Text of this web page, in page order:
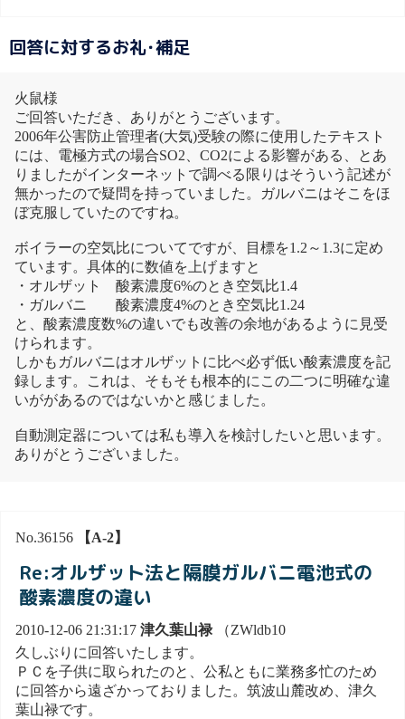
回答に対するお礼･補足
火鼠様
ご回答いただき、ありがとうございます。
2006年公害防止管理者(大気)受験の際に使用したテキスト
には、電極方式の場合SO2、CO2による影響がある、とあ
りましたがインターネットで調べる限りはそういう記述が
無かったので疑問を持っていました。ガルバニはそこをほ
ぼ克服していたのですね。
ボイラーの空気比についてですが、目標を1.2～1.3に定め
ています。具体的に数値を上げますと
・オルザット 酸素濃度6%のとき空気比1.4
・ガルバニ 酸素濃度4%のとき空気比1.24
と、酸素濃度数%の違いでも改善の余地があるように見受
けられます。
しかもガルバニはオルザットに比べ必ず低い酸素濃度を記
録します。これは、そもそも根本的にこの二つに明確な違
いががあるのではないかと感じました。
自動測定器については私も導入を検討したいと思います。
ありがとうございました。
No.36156 【A-2】
Re:オルザット法と隔膜ガルバニ電池式の
酸素濃度の違い
2010-12-06 21:31:17 津久葉山禄（ZWldb10
久しぶりに回答いたします。
ＰＣを子供に取られたのと、公私ともに業務多忙のため
に回答から遠ざかっておりました。筑波山麓改め、津久
葉山禄です。